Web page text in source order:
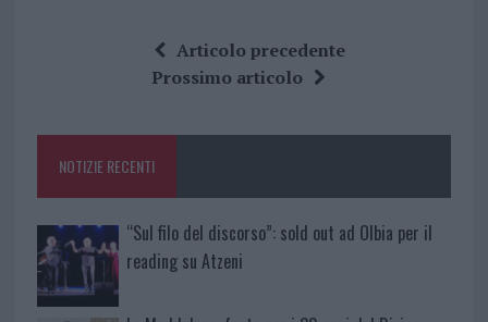
o
k
te
re
at
s
p
a
re
Articolo precedente
Prossimo articolo
NOTIZIE RECENTI
“Sul filo del discorso”: sold out ad Olbia per il
reading su Atzeni